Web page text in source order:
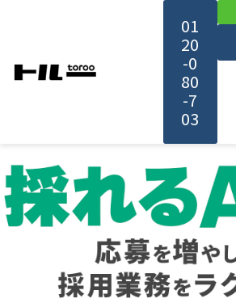
01
20
-0
80
-7
03
TOP
機能・サービス紹介